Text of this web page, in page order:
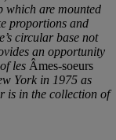
which are mounted
proportions and
circular base not
an opportunity
les Âmes-soeurs
York in 1975 as
is in the collection of